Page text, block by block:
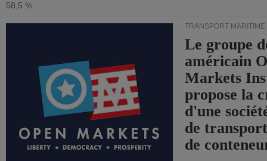
58,5 %.
TRANSPORT MARITIME
Le groupe
américain
Markets
propose la
d'une
de
de